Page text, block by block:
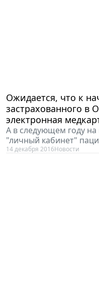
Ожидается, что к
застрахованного в
электронная
А в следующем году на
"личный кабинет"
14 декабря 2016Новости